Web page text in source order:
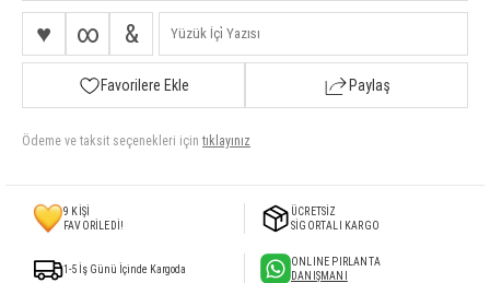
♥ ∞ &
Favorilere Ekle Paylaş
Ödeme ve taksit seçenekleri için tıklayınız
9 KİŞİ
FAVORİLEDİ!
ÜCRETSİZ
SİGORTALI KARGO
1-5 İş Günü İçinde Kargoda
ONLINE PIRLANTA
DANIŞMANI